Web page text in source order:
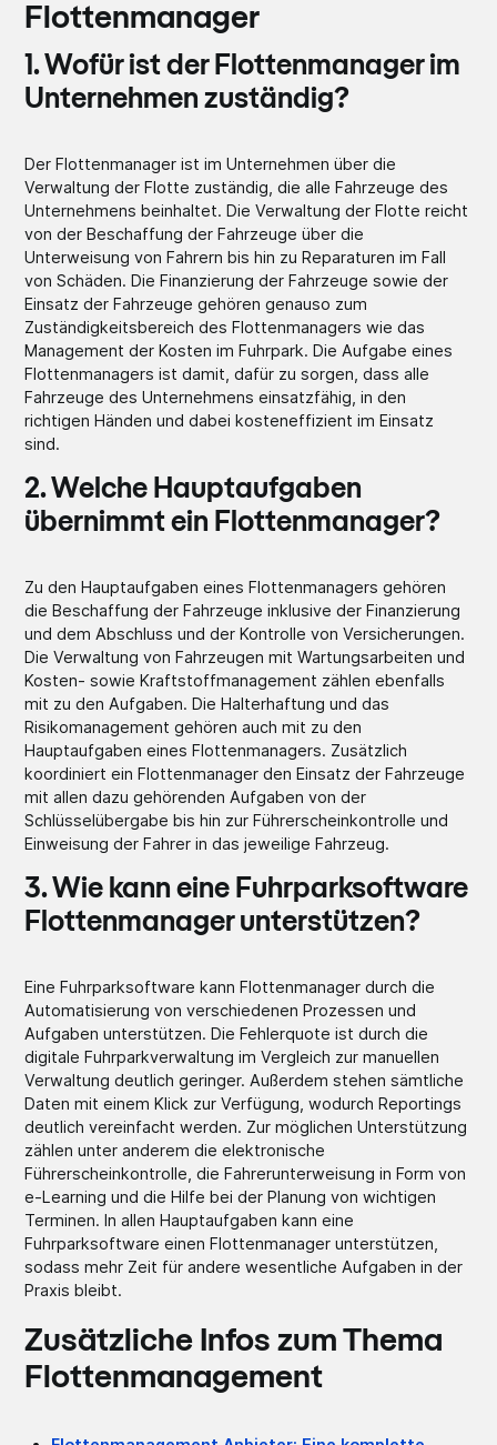
Flottenmanager
1. Wofür ist der Flottenmanager im
Unternehmen zuständig?
Der Flottenmanager ist im Unternehmen über die
Verwaltung der Flotte zuständig, die alle Fahrzeuge des
Unternehmens beinhaltet. Die Verwaltung der Flotte reicht
von der Beschaffung der Fahrzeuge über die
Unterweisung von Fahrern bis hin zu Reparaturen im Fall
von Schäden. Die Finanzierung der Fahrzeuge sowie der
Einsatz der Fahrzeuge gehören genauso zum
Zuständigkeitsbereich des Flottenmanagers wie das
Management der Kosten im Fuhrpark. Die Aufgabe eines
Flottenmanagers ist damit, dafür zu sorgen, dass alle
Fahrzeuge des Unternehmens einsatzfähig, in den
richtigen Händen und dabei kosteneffizient im Einsatz
sind.
2. Welche Hauptaufgaben
übernimmt ein Flottenmanager?
Zu den Hauptaufgaben eines Flottenmanagers gehören
die Beschaffung der Fahrzeuge inklusive der Finanzierung
und dem Abschluss und der Kontrolle von Versicherungen.
Die Verwaltung von Fahrzeugen mit Wartungsarbeiten und
Kosten- sowie Kraftstoffmanagement zählen ebenfalls
mit zu den Aufgaben. Die Halterhaftung und das
Risikomanagement gehören auch mit zu den
Hauptaufgaben eines Flottenmanagers. Zusätzlich
koordiniert ein Flottenmanager den Einsatz der Fahrzeuge
mit allen dazu gehörenden Aufgaben von der
Schlüsselübergabe bis hin zur Führerscheinkontrolle und
Einweisung der Fahrer in das jeweilige Fahrzeug.
3. Wie kann eine Fuhrparksoftware
Flottenmanager unterstützen?
Eine Fuhrparksoftware kann Flottenmanager durch die
Automatisierung von verschiedenen Prozessen und
Aufgaben unterstützen. Die Fehlerquote ist durch die
digitale Fuhrparkverwaltung im Vergleich zur manuellen
Verwaltung deutlich geringer. Außerdem stehen sämtliche
Daten mit einem Klick zur Verfügung, wodurch Reportings
deutlich vereinfacht werden. Zur möglichen Unterstützung
zählen unter anderem die elektronische
Führerscheinkontrolle, die Fahrerunterweisung in Form von
e-Learning und die Hilfe bei der Planung von wichtigen
Terminen. In allen Hauptaufgaben kann eine
Fuhrparksoftware einen Flottenmanager unterstützen,
sodass mehr Zeit für andere wesentliche Aufgaben in der
Praxis bleibt.
Zusätzliche Infos zum Thema
Flottenmanagement